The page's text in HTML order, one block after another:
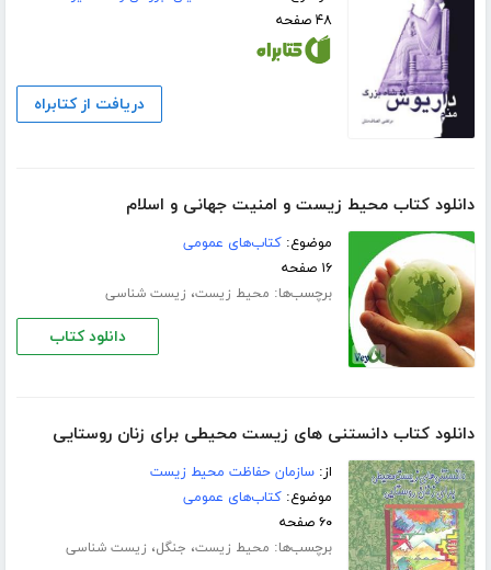
۴۸ صفحه
دریافت از کتابراه
دانلود کتاب محیط زیست و امنیت جهانی و اسلام
موضوع:کتاب‌های عمومی
۱۶ صفحه
برچسب‌ها: محیط زیست، زیست شناسی
دانلود کتاب
دانلود کتاب دانستنی های زیست محیطی برای زنان روستایی
از:سازمان حفاظت محیط زیست
موضوع:کتاب‌های عمومی
۶۰ صفحه
برچسب‌ها: محیط زیست، جنگل، زیست شناسی